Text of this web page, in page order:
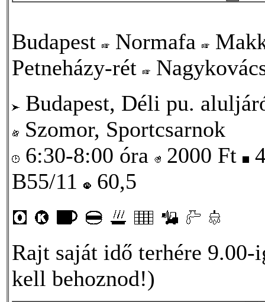
Budapest Normafa
Petneházy-rét
Budapest, Déli pu.
Szomor, Sportcsarnok
6:30-8:00 óra
2000 Ft
B55/11
60,5
Rajt saját idő terhére
kell behoznod!)